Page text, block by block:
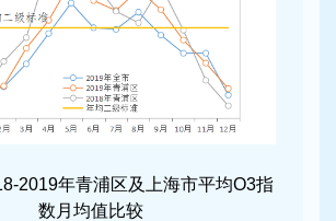
年青浦区及上海市平均O3指
数月均值比较